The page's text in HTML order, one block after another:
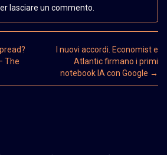
lasciare un commento.
The
I nuovi accordi. Economist e
Atlantic firmano i primi
notebook IA con Google →